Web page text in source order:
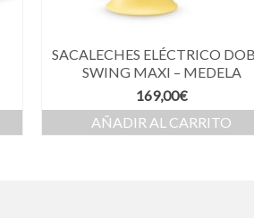
SACALECHES ELÉCTRICO
SWING MAXI – MEDELA
169,00€
AÑADIR AL CARRITO